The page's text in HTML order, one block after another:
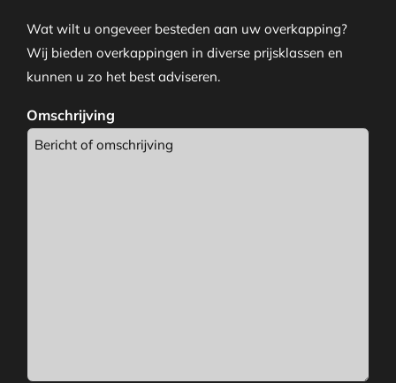
Wat wilt u ongeveer besteden aan uw overkapping?
Wij bieden overkappingen in diverse prijsklassen en
kunnen u zo het best adviseren.
Omschrijving